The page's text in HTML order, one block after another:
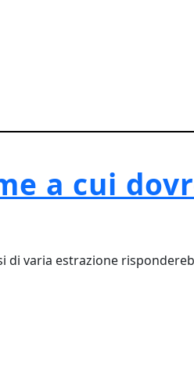
a cui
varia estrazione